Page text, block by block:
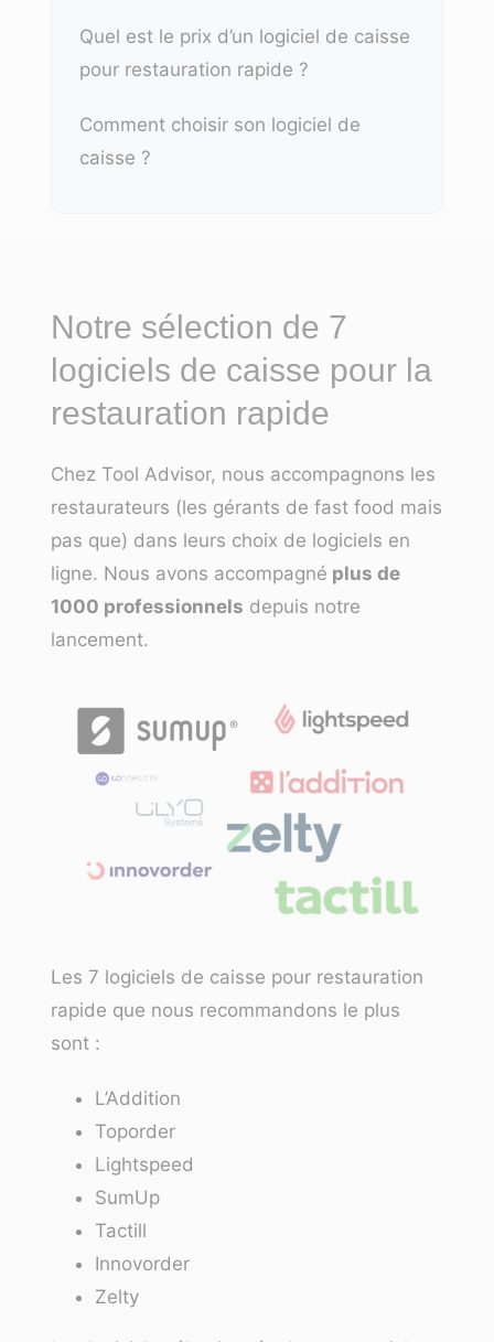
Quel est le prix d’un logiciel de caisse
pour restauration rapide ?
Comment choisir son logiciel de
caisse ?
Notre sélection de 7
logiciels de caisse pour la
restauration rapide
Chez Tool Advisor, nous accompagnons les
restaurateurs (les gérants de fast food mais
pas que) dans leurs choix de logiciels en
ligne. Nous avons accompagné plus de
1000 professionnels depuis notre
lancement.
Les 7 logiciels de caisse pour restauration
rapide que nous recommandons le plus
sont :
L’Addition
Toporder
Lightspeed
SumUp
Tactill
Innovorder
Zelty